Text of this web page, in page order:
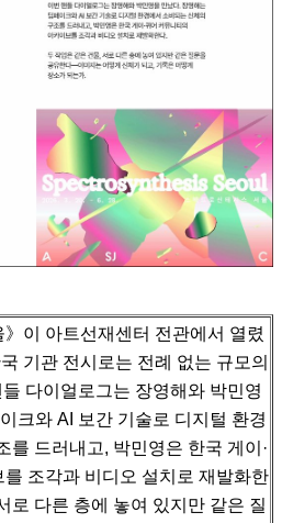
》이 아트선재센터 전관에서 열렸
기관 전시로는 전례 없는 규모의
다이얼로그는 장영해와 박민영
크와 AI 보간 기술로 디지털 환경
를 드러내고, 박민영은 한국 게이·
조각과 비디오 설치로 재발화한
로 다른 층에 놓여 있지만 같은 질